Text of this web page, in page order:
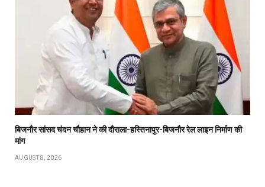
बिजनौर सांसद चंदन चौहान ने की दौराला-हस्तिनापुर-बिजनौर रेल लाइन निर्माण की
मांग
AUGUST 8, 2026